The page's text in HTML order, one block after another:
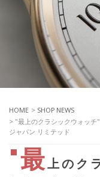
HOME > SHOP NEWS
> "最上のクラシックウォッチ
ジャパン リミテッド
"最上のク